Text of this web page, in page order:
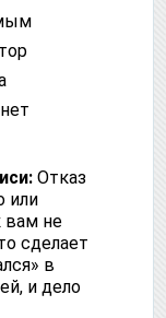
Отказ
или
вам не
сделает
в
и дело